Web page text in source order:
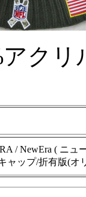
アク
/ NewEra ( ニュ
ャップ/折有版(オ